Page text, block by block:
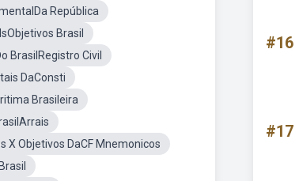
República
Brasil
BrasilRegistro Civil
DaConsti
Brasileira
X Objetivos DaCF Mnemonicos
#16
#17